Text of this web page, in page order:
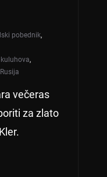
pobednik,
,
Rusija
večeras
za zlato